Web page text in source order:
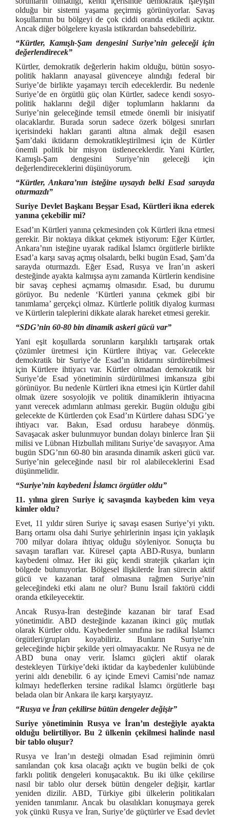
olduğu bir sistemi yaşama geçirmiş görünüyorlar. Savaş
koşullarının bu bölgeyi de çok ciddi oranda etkiledi açıktır.
Ancak diğer bölgelere kıyasla istikrardan bahsedebiliriz.
“Kürtler, Kamışlı-Şam dengesini Suriye’nin geleceği için
değerlendirecek”
Kürtler, demokratik değerlerin hakim olduğu, bütün sosyo-
politik hakların anayasal güvenceye alındığı federal bir
Suriye’de birlikte yaşamayı tercih edeceklerdir. Bu nedenle
Suriye’de en örgütlü güç olan Kürtler, sadece kendi sosyo-
politik haklarını değil diğer toplumların haklarını da
Suriye’nin geleceğinde temsil etmede önemli bir inisiyatif
olacaklardır. Burada sorun sadece özerk bölgesi sınırları
içerisindeki hakları garanti altına almak değil esasen
Şam’daki iktidarın demokratikleştirilmesi için de Kürtler
önemli politik bir misyon üstleneceklerdir. Yani Kürtler,
Kamışlı-Şam dengesini Suriye’nin geleceği için
değerlendireceklerini düşünüyorum.
“Kürtler, Ankara’nın isteğine uysaydı belki Esad sarayda
oturmazdı”
Suriye Devlet Başkanı Beşşar Esad, Kürtleri ikna ederek
yanına çekebilir mi?
Esad’ın Kürtleri yanına çekmesinden çok Kürtleri ikna etmesi
gerekir. Bir noktaya dikkat çekmek istiyorum: Eğer Kürtler,
Ankara’nın isteğine uyarak radikal İslamcı örgütlerle birlikte
Esad’a karşı savaş açmış olsalardı, belki bugün Esad, Şam’da
sarayda oturmazdı. Eğer Esad, Rusya ve İran’ın askeri
desteğinde ayakta kalmışsa aynı zamanda Kürtlerin kendisine
bir savaş cephesi açmamış olmasıdır. Esad, bu durumu
görüyor. Bu nedenle ‘Kürtleri yanına çekmek gibi bir
tanımlama’ gerçekçi olmaz. Kürtlerle politik diyalog kurması
ve Kürtlerin taleplerini dikkate alarak hareket etmesi gerekir.
“SDG’nin 60-80 bin dinamik askeri gücü var”
Yani eşit koşullarda sorunların karşılıklı tartışarak ortak
çözümler üretmesi için Kürtlere ihtiyaç var. Gelecekte
demokratik bir Suriye’de Esad’ın iktidarını sürdürebilmesi
için Kürtlere ihtiyacı var. Kürtler olmadan demokratik bir
Suriye’de Esad yönetiminin sürdürülmesi imkansıza gibi
görünüyor. Bu nedenle Kürtleri ikna etmesi için Kürtler dahil
olmak üzere sosyolojik ve politik dinamiklerin ihtiyacına
yanıt verecek adımların atılması gerekir. Bugün olduğu gibi
gelecekte de Kürtlerden çok Esad’ın Kürtlere dahası SDG’ye
ihtiyacı var. Bakın, Esad ordusu harabeye dönmüş.
Savaşacak asker bulunmuyor bundan dolayı binlerce İran Şii
milisi ve Lübnan Hizbullah militanı Suriye’de savaşıyor. Ama
bugün SDG’nın 60-80 bin arasında dinamik askeri gücü var.
Suriye’nin geleceğinde nasıl bir rol alabileceklerini Esad
düşünmelidir.
“Suriye’nin kaybedeni İslamcı örgütler oldu”
11. yılına giren Suriye iç savaşında kaybeden kim veya
kimler oldu?
Evet, 11 yıldır süren Suriye iç savaşı esasen Suriye’yi yıktı.
Barış ortamı olsa dahi Suriye şehirlerinin inşası için yaklaşık
700 milyar dolara ihtiyaç olduğu söyleniyor. Sonuçta bu
savaşın tarafları var. Küresel çapta ABD-Rusya, bunların
kaybedeni olmaz. Her iki güç kendi stratejik çıkarları için
bölgede bulunuyorlar. Bölgesel ilişkilerde İran sürecin aktif
gücü ve kazanan taraf olmasına rağmen Suriye’nin
geleceğindeki etki alanı ne olur? Bunu İsrail faktörü ciddi
oranda etkileyecektir.
Ancak Rusya-İran desteğinde kazanan bir taraf Esad
yönetimidir. ABD desteğinde kazanan ikinci güç mutlak
olarak Kürtler oldu. Kaybedenler sınıfına ise radikal İslamcı
örgütleri/grupları koyabiliriz. Bunların Suriye’nin
geleceğinde hiçbir şekilde yeri olmayacaktır. Ne Rusya ne de
ABD buna onay verir. İslamcı güçleri aktif olarak
destekleyen Türkiye’deki iktidar da kaybedenler kulübünde
yerini aldı denebilir. 6 ay içinde Emevi Camisi’nde namaz
kılmayı hedeflerken tersine radikal İslamcı örgütlerle başı
belada olan bir Ankara ile karşı karşıyayız.
“Rusya ve İran çekilirse bütün dengeler değişir”
Suriye yönetiminin Rusya ve İran’ın desteğiyle ayakta
olduğu belirtiliyor. Bu 2 ülkenin çekilmesi halinde nasıl
bir tablo oluşur?
Rusya ve İran’ın desteği olmadan Esad rejiminin ömrü
sanılandan çok kısa olacağı açıktı ve bugün belki de çok
farklı politik dengeleri konuşacaktık. Bu iki ülke çekilirse
nasıl bir tablo olur dersek bütün dengeler değişir, kartlar
yeniden dizilir. ABD, Türkiye gibi ülkelerin politikaları
yeniden tanımlanır. Ancak bu olasılıkları konuşmaya gerek
yok çünkü Rusya ve İran, Suriye’de güçtürler ve Esad devlet